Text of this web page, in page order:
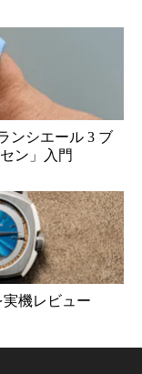
ンシエール 3 ブ
ン」入門
機レビュー